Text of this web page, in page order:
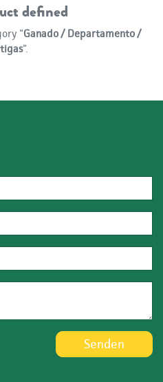
defined
"Ganado / Departamento /
".
Senden